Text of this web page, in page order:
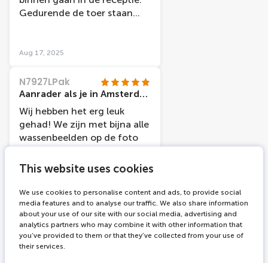
This website uses cookies
We use cookies to personalise content and ads, to provide social
media features and to analyse our traffic. We also share information
about your use of our site with our social media, advertising and
analytics partners who may combine it with other information that
you’ve provided to them or that they’ve collected from your use of
their services.
Gedurende de toer staan
functie van de persoon. De
oud, sommigen mogen al
wat gerepareerd worden.
Maar we hadden een super
leuke uitstap, hebben veel
gelachen en vonden het
zeker de moeite waard!
Aug 17, 2025
N7927LPak
Aanrader als je in Amsterdam bent!
Wij hebben het erg leuk
gehad! We zijn met bijna alle
wassenbeelden op de foto
in de lift, daar wordt je echt
andere wereld. Je bent in
ongeveer een uurtje klaar.
Doordat je vol bewondering
bent van alle wassenbeelden
ben je zo bij het einde en
Aug 10, 2025
D6548NLnathalies